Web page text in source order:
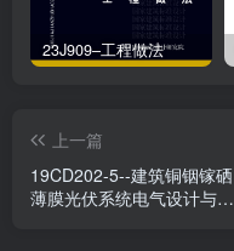
23J909–工程做法
上一篇
19CD202-5--建筑铜铟镓硒
薄膜光伏系统电气设计与安